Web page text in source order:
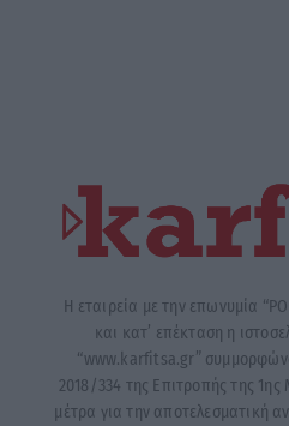
Η εταιρεία με την επωνυμία
και κατ’ επέκταση η
“www.karfitsa.gr”
2018/334 της Επιτροπής της 1ης
μέτρα για την αποτελεσματική